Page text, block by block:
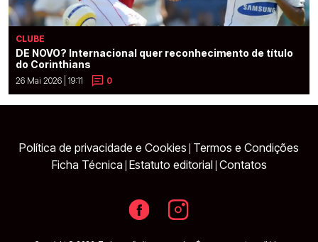
CLUBE
DE NOVO? Internacional quer reconhecimento de título
do Corinthians
26 Mai 2026 | 19:11 0
Política de privacidade e Cookies Termos e Condições
Ficha Técnica Estatuto editorial Contatos